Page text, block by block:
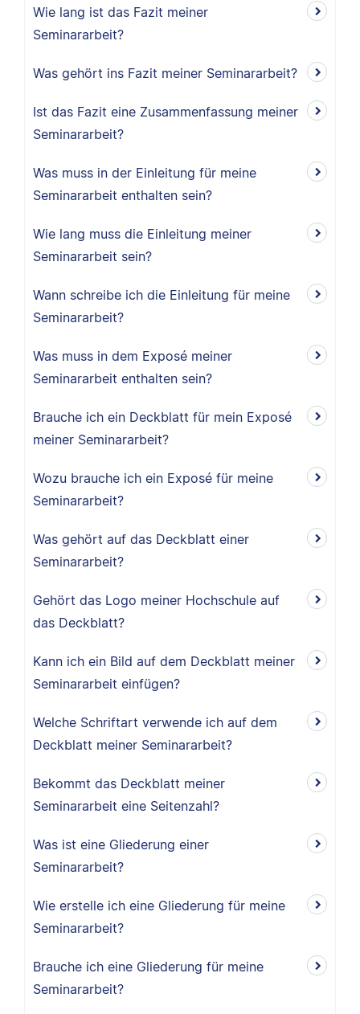
Wie lang ist das Fazit meiner
Seminararbeit?
Was gehört ins Fazit meiner Seminararbeit?
Ist das Fazit eine Zusammenfassung meiner
Seminararbeit?
Was muss in der Einleitung für meine
Seminararbeit enthalten sein?
Wie lang muss die Einleitung meiner
Seminararbeit sein?
Wann schreibe ich die Einleitung für meine
Seminararbeit?
Was muss in dem Exposé meiner
Seminararbeit enthalten sein?
Brauche ich ein Deckblatt für mein Exposé
meiner Seminararbeit?
Wozu brauche ich ein Exposé für meine
Seminararbeit?
Was gehört auf das Deckblatt einer
Seminararbeit?
Gehört das Logo meiner Hochschule auf
das Deckblatt?
Kann ich ein Bild auf dem Deckblatt meiner
Seminararbeit einfügen?
Welche Schriftart verwende ich auf dem
Deckblatt meiner Seminararbeit?
Bekommt das Deckblatt meiner
Seminararbeit eine Seitenzahl?
Was ist eine Gliederung einer
Seminararbeit?
Wie erstelle ich eine Gliederung für meine
Seminararbeit?
Brauche ich eine Gliederung für meine
Seminararbeit?